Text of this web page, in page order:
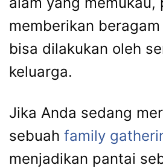
memberikan
bisa dilakukan oleh
keluarga.
Jika Anda sedang
sebuah family
menjadikan pantai